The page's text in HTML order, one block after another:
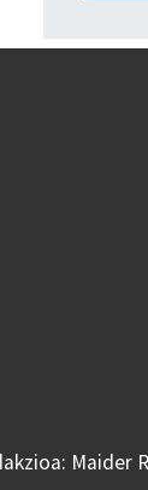
Maider